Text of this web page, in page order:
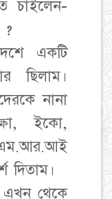
চাইলেন-
একটি
ছিলাম।
নানা
ইকো,
এম.আর.আই
দিতাম।
এখন থেকে